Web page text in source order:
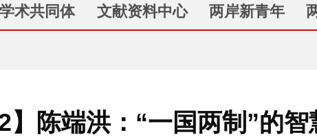
学术共同体 文献资料中心 两岸新青年
】陈端洪：“一国两制”的智